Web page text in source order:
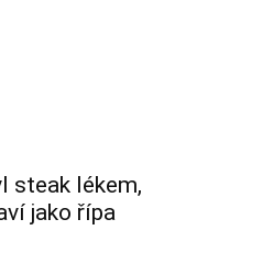
steak lékem,
jako řípa